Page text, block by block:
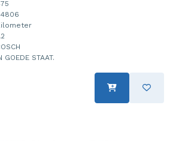
GOEDE STAAT.
rechts vorne